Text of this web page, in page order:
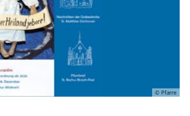
© Pfarre